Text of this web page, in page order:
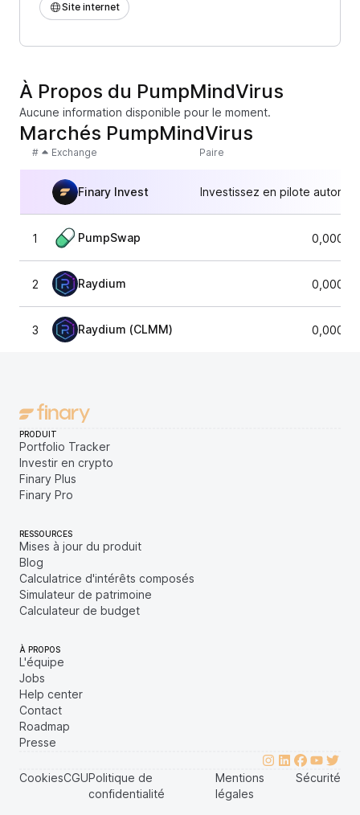
Site internet
À Propos du PumpMindVirus
Aucune information disponible pour le moment.
Marchés PumpMindVirus
# Exchange Paire
Finary Invest Investissez en pilote
1 PumpSwap
2 Raydium
3 Raydium (CLMM)
PRODUIT
Portfolio Tracker
Investir en crypto
Finary Plus
Finary Pro
RESSOURCES
Mises à jour du produit
Blog
Calculatrice d'intérêts composés
Simulateur de patrimoine
Calculateur de budget
À PROPOS
L'équipe
Jobs
Help center
Contact
Roadmap
Presse
CookiesCGUPolitique de
confidentialité
Mentions
légales
Sécurité